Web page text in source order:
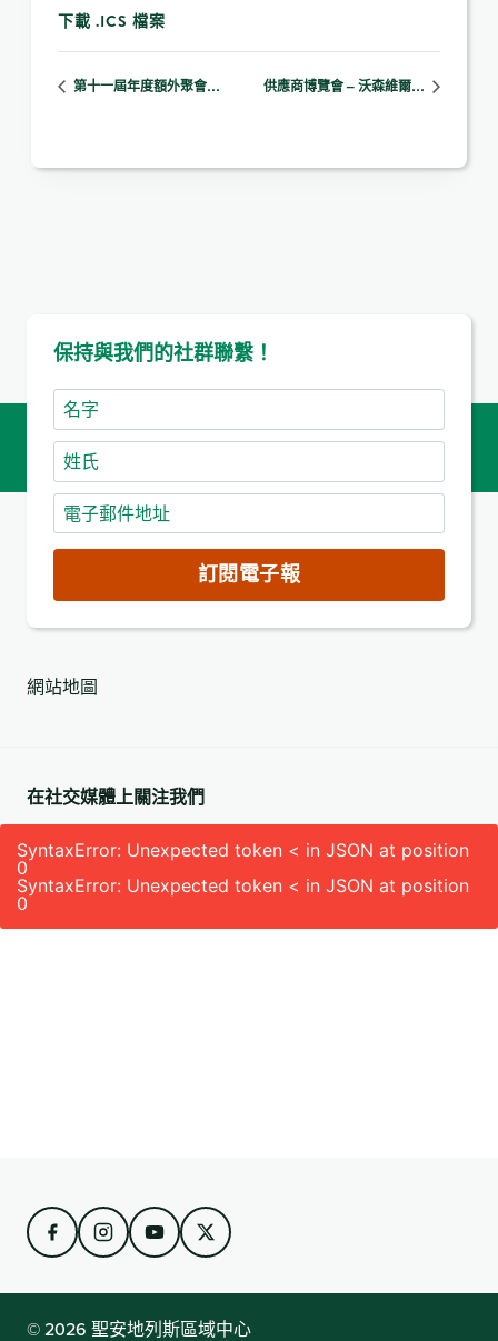
下載 .ICS 檔案
第十一屆年度額外聚會… 供應商博覽會 – 沃森維爾…
保持與我們的社群聯繫！
名
字
姓
氏
電
子
件
地
(必
訂閱電子報
網站地圖
在社交媒體上關注我們
SyntaxError: Unexpected token < in JSON at position
0
SyntaxError: Unexpected token < in JSON at position
0
© 2026 聖安地列斯區域中心